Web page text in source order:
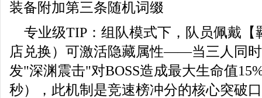
装备附加第三条随机词缀
专业级TIP：组队模式下，队员佩戴【
店兑换）可激活隐藏属性——当三人同
发"深渊震击"对BOSS造成最大生命值
秒），此机制是竞速榜冲分的核心突破